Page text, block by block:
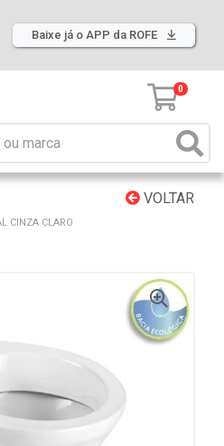
Baixe já o APP da ROFE
0
VOLTAR
CINZA CLARO